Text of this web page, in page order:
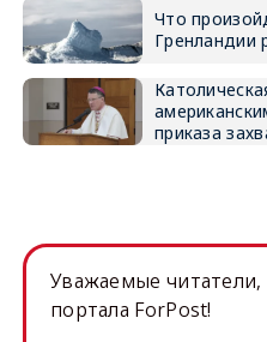
Что
Гренландии
приказа
Уважаемые
портала ForPost!